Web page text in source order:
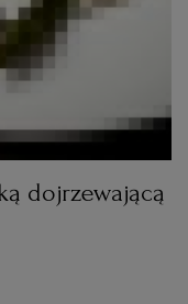
dojrzewającą